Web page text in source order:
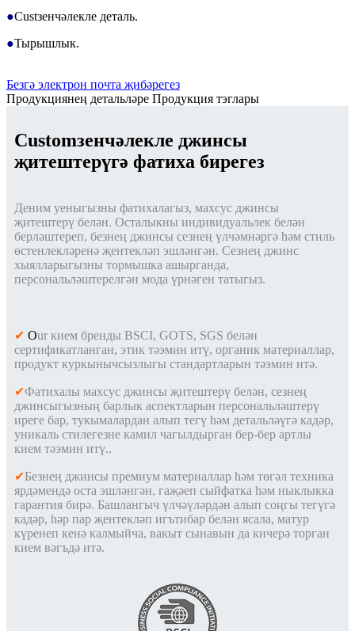
●Custзенчәлекле деталь.
●Тырышлык.
Безгә электрон почта җибәрегез
Продукциянең детальләре Продукция тэглары
Customзенчәлекле джинсы
җитештерүгә фатиха бирегез
Деним уеныгызны фатихалагыз, махсус джинсы
җитештерү белән. Осталыкны индивидуальлек белән
берләштереп, безнең джинсы сезнең үлчәмнәргә һәм стиль
өстенлекләренә җентекләп эшләнгән. Сезнең джинс
хыялларыгызны тормышка ашырганда,
персональләштерелгән мода үрнәген татыгыз.
✔ Our кием бренды BSCI, GOTS, SGS белән
сертификатланган, этик тәэмин итү, органик материаллар,
продукт куркынычсызлыгы стандартларын тәэмин итә.
✔Фатихалы махсус джинсы җитештерү белән, сезнең
джинсыгызның барлык аспектларын персональләштерү
иреге бар, тукымалардан алып тегү һәм детальләүгә кадәр,
уникаль стилегезне камил чагылдырган бер-бер артлы
кием тәэмин итү..
✔Безнең джинсы премиум материаллар һәм төгәл техника
ярдәмендә оста эшләнгән, гаҗәеп сыйфатка һәм ныклыкка
гарантия бирә. Башлангыч үлчәүләрдән алып соңгы тегүгә
кадәр, һәр пар җентекләп игътибар белән ясала, матур
күренеп кенә калмыйча, вакыт сынавын да кичерә торган
кием вәгъдә итә.